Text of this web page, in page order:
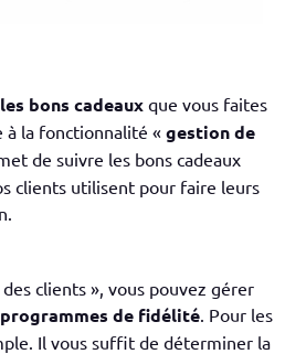
bons cadeauxque vous faites
à la fonctionnalité « gestion de
de suivre les bons cadeaux
clients utilisent pour faire leurs
clients », vous pouvez gérer
programmes de fidélité . Pour les
Il vous suffit de déterminer la